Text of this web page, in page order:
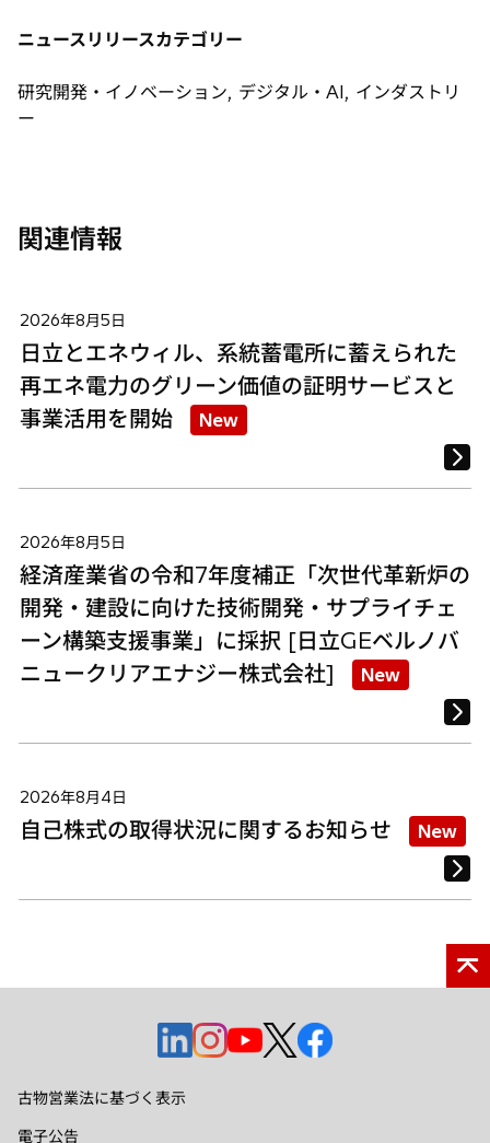
タ
で
で
で
ニュースリリースカテゴリー
研究開発・イノベーション, デジタル・AI, インダストリ
ー
関連情報
2026年8月5日
日立とエネウィル、系統蓄電所に蓄えられた
再エネ電力のグリーン価値の証明サービスと
事業活用を開始
New
2026年8月5日
経済産業省の令和7年度補正「次世代革新炉の
開発・建設に向けた技術開発・サプライチェ
ーン構築支援事業」に採択 [日立GEベルノバ
ニュークリアエナジー株式会社]
New
2026年8月4日
自己株式の取得状況に関するお知らせ New
新
し
新
し
新
し
新
し
新
古物営業法に基づく表示
電子公告